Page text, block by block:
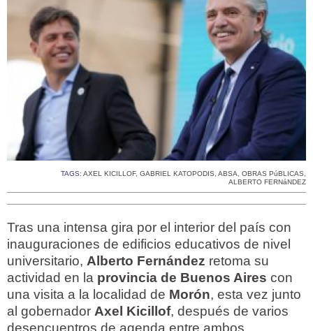
TAGS: AXEL KICILLOF, GABRIEL KATOPODIS, ABSA, OBRAS PúBLICAS,
ALBERTO FERNáNDEZ
Tras una intensa gira por el interior del país con
inauguraciones de edificios educativos de nivel
universitario, Alberto Fernández retoma su
actividad en la provincia de Buenos Aires con
una visita a la localidad de Morón, esta vez junto
al gobernador Axel Kicillof, después de varios
desencuentros de agenda entre ambos